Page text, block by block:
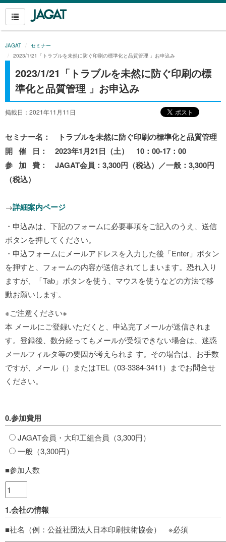
JAGAT
セミナー
2023/1/21「トラブルを未然に防ぐ印刷の標準化と品質管理 」お申込み
2023/1/21「トラブルを未然に防ぐ印刷の標
準化と品質管理 」お申込み
掲載日：2021年11月11日
セミナー名： トラブルを未然に防ぐ印刷の標準化と品質管理
開 催 日： 2023年1月21日（土） 10：00-17：00
参 加 費： JAGAT会員：3,300円（税込）／一般：3,300円
（税込）
→詳細案内ページ
・申込みは、下記のフォームに必要事項をご記入のうえ、送信
ボタンを押してください。
・申込フォームにメールアドレスを入力した後「Enter」ボタン
を押すと、フォームの内容が送信されてしまいます。恐れ入り
ますが、「Tab」ボタンを使う、マウスを使うなどの方法で移
動お願いします。
※ご注意ください※
本 メールにご登録いただくと、申込完了メールが送信されま
す。登録後、数分経ってもメールが受領できない場合は、迷惑
メールフィルタ等の要因が考えられま す。その場合は、お手数
ですが、メール（）またはTEL（03-3384-3411）までお問合せ
ください。
0.参加費用
JAGAT会員・大印工組合員（3,300円）
一般（3,300円）
■参加人数
1.会社の情報
■社名（例：公益社団法人日本印刷技術協会） ※必須